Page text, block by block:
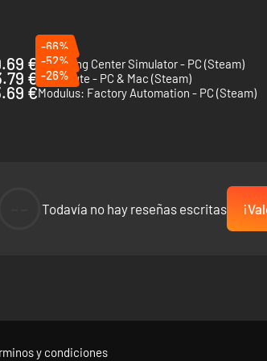
una meta clara, recompensándote con
€
-66%
Recycling Center Simulator - PC (Steam)
€
-52%
Rail Route - PC & Mac (Steam)
€
-26%
Modulus: Factory Automation - PC (Steam)
Todavía no hay reseñas escritas
y condiciones